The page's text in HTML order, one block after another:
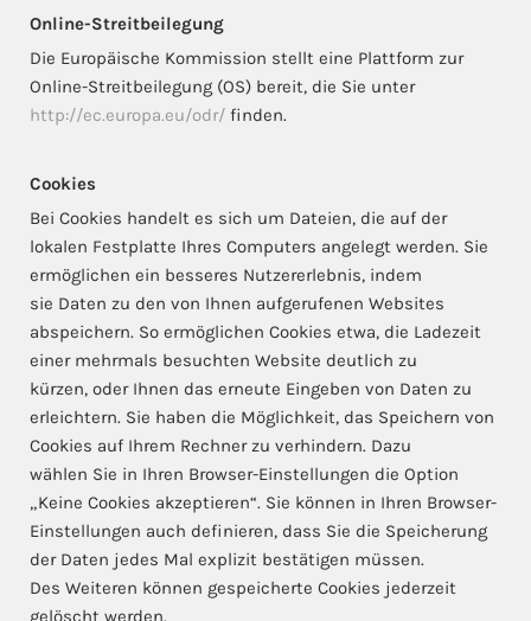
Online-Streitbeilegung
Die Europäische Kommission stellt eine Plattform zur
Online-Streitbeilegung (OS) bereit, die Sie unter
http://ec.europa.eu/odr/ finden.
Cookies
Bei Cookies handelt es sich um Dateien, die auf der
lokalen Festplatte Ihres Computers angelegt werden. Sie
ermöglichen ein besseres Nutzererlebnis, indem
sie Daten zu den von Ihnen aufgerufenen Websites
abspeichern. So ermöglichen Cookies etwa, die Ladezeit
einer mehrmals besuchten Website deutlich zu
kürzen, oder Ihnen das erneute Eingeben von Daten zu
erleichtern. Sie haben die Möglichkeit, das Speichern von
Cookies auf Ihrem Rechner zu verhindern. Dazu
wählen Sie in Ihren Browser-Einstellungen die Option
„Keine Cookies akzeptieren“. Sie können in Ihren Browser-
Einstellungen auch definieren, dass Sie die Speicherung
der Daten jedes Mal explizit bestätigen müssen.
Des Weiteren können gespeicherte Cookies jederzeit
gelöscht werden.